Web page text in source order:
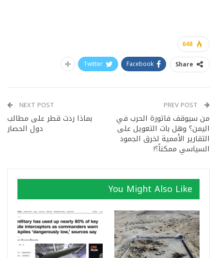
648
Share
Facebook
Twitter
من سيوقف فاتورة الحرب في
اليمن؟ وهل بات التعويل على
التقارير الأممية لخرق الجمود
السياسي ممكناً؟!
NEXT POST
بماذا ردت قطر على مطالب
دول الحصار
You Might Also Like